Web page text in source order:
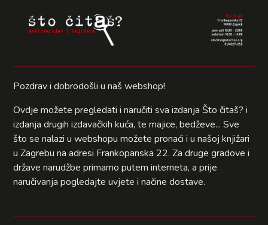
Pozdrav i dobrodošli u naš webshop!
Ovdje možete pregledati i naručiti sva izdanja Što čitaš? i
izdanja drugih izdavačkih kuća, te majice, bedževe... Sve
što se nalazi u webshopu možete pronaći i u našoj knjižari
u Zagrebu na adresi Frankopanska 22. Za druge gradove i
države narudžbe primamo putem interneta, a prije
naručivanja pogledajte uvjete i načine dostave.